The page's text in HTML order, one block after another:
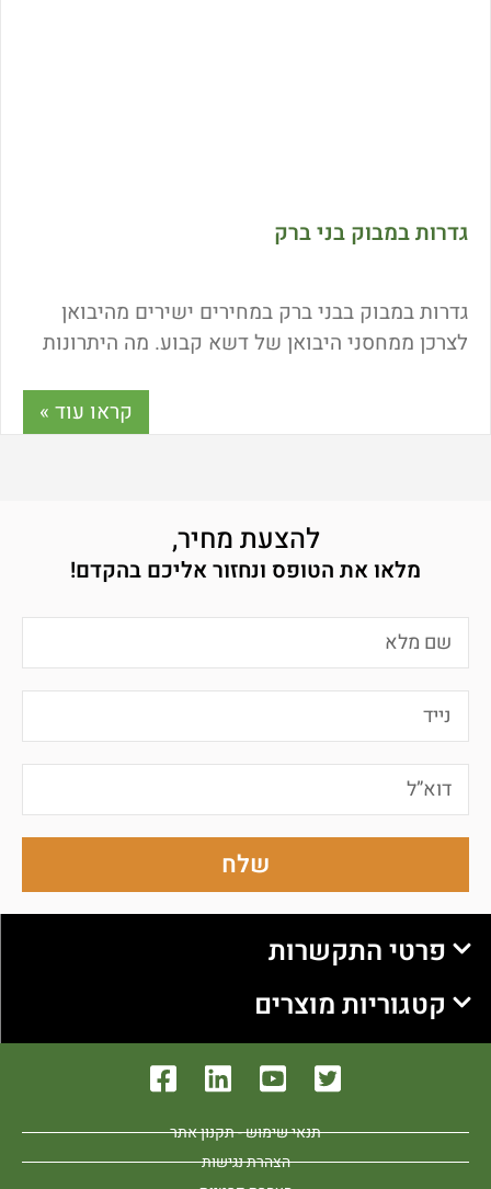
גדרות במבוק בני ברק
גדרות במבוק בבני ברק במחירים ישירים מהיבואן
לצרכן ממחסני היבואן של דשא קבוע. מה היתרונות
של גדר במבוק איכותית? איך מתקינים גדרות במבוק?
והאם הן דורשות תחזוקה? כל התשובות במאמר הבא.
קראו עוד »
להצעת מחיר,
מלאו את הטופס ונחזור אליכם בהקדם!
שלח
פרטי התקשרות
קטגוריות מוצרים
תנאי שימוש - תקנון אתר
הצהרת נגישות